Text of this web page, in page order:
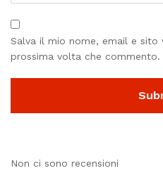
Salva il mio nome, email e
prossima volta che commento.
Non ci sono recensioni